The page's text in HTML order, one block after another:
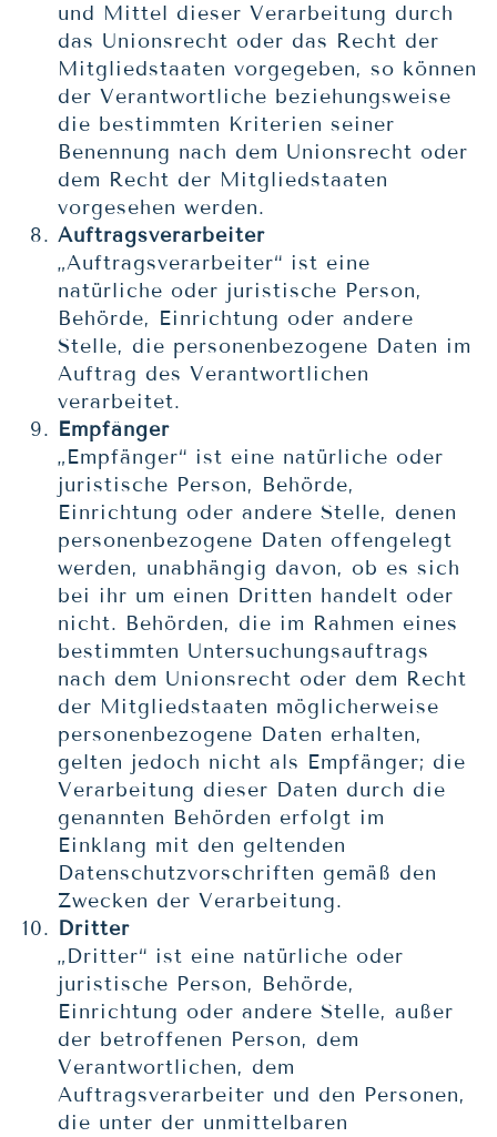
und Mittel dieser Verarbeitung durch
das Unionsrecht oder das Recht der
Mitgliedstaaten vorgegeben, so können
der Verantwortliche beziehungsweise
die bestimmten Kriterien seiner
Benennung nach dem Unionsrecht oder
dem Recht der Mitgliedstaaten
vorgesehen werden.
Auftragsverarbeiter
„Auftragsverarbeiter“ ist eine
natürliche oder juristische Person,
Behörde, Einrichtung oder andere
Stelle, die personenbezogene Daten im
Auftrag des Verantwortlichen
verarbeitet.
Empfänger
„Empfänger“ ist eine natürliche oder
juristische Person, Behörde,
Einrichtung oder andere Stelle, denen
personenbezogene Daten offengelegt
werden, unabhängig davon, ob es sich
bei ihr um einen Dritten handelt oder
nicht. Behörden, die im Rahmen eines
bestimmten Untersuchungsauftrags
nach dem Unionsrecht oder dem Recht
der Mitgliedstaaten möglicherweise
personenbezogene Daten erhalten,
gelten jedoch nicht als Empfänger; die
Verarbeitung dieser Daten durch die
genannten Behörden erfolgt im
Einklang mit den geltenden
Datenschutzvorschriften gemäß den
Zwecken der Verarbeitung.
Dritter
„Dritter“ ist eine natürliche oder
juristische Person, Behörde,
Einrichtung oder andere Stelle, außer
der betroffenen Person, dem
Verantwortlichen, dem
Auftragsverarbeiter und den Personen,
die unter der unmittelbaren